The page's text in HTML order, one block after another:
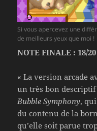
Si vous apercevez une
de meilleurs yeux que moi !
NOTE FINALE : 18/20
« La version arcade
un très bon
Bubble Symphony,
du contenu de la
qu’elle soit parue